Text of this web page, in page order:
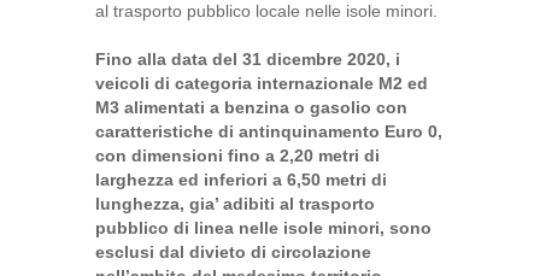
al trasporto pubblico locale nelle isole minori.
Fino alla data del 31 dicembre 2020, i
veicoli di categoria internazionale M2 ed
M3 alimentati a benzina o gasolio con
caratteristiche di antinquinamento Euro 0,
con dimensioni fino a 2,20 metri di
larghezza ed inferiori a 6,50 metri di
lunghezza, gia’ adibiti al trasporto
pubblico di linea nelle isole minori, sono
esclusi dal divieto di circolazione